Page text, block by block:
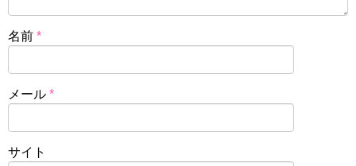
名前 *
メール *
サイト